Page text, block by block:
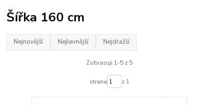
Šířka 160 cm
Nejnovější Nejlevnější Nejdražší
Zobrazuji 1-5 z 5
strana z 1